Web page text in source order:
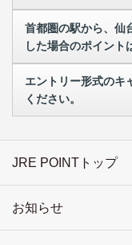
首都圏の駅から、仙
した場合のポイント
エントリー形式のキ
ください。
JRE POINTトップ
お知らせ